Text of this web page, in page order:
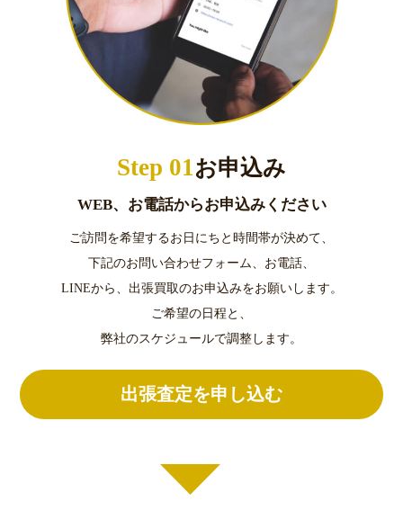
Step 01お申込み
WEB、お電話からお申込みください
ご訪問を希望するお日にちと時間帯が決めて、
下記のお問い合わせフォーム、お電話、
LINEから、出張買取のお申込みをお願いします。
ご希望の日程と、
弊社のスケジュールで調整します。
出張査定を申し込む